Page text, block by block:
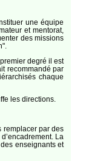
une équipe
et mentorat,
des missions
degré il est
recommandé par
chaque
les directions.
remplacer par des
La
enseignants et